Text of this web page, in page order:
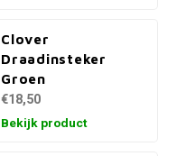
Clover
Draadinsteker
Groen
€18,50
Bekijk product